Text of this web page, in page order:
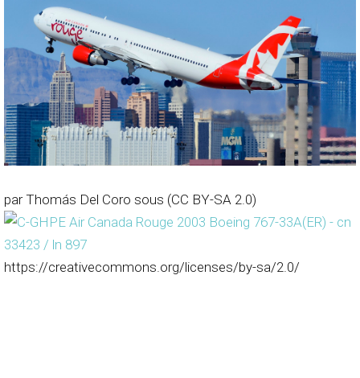
par Thomás Del Coro sous (CC BY-SA 2.0)
https://creativecommons.org/licenses/by-sa/2.0/